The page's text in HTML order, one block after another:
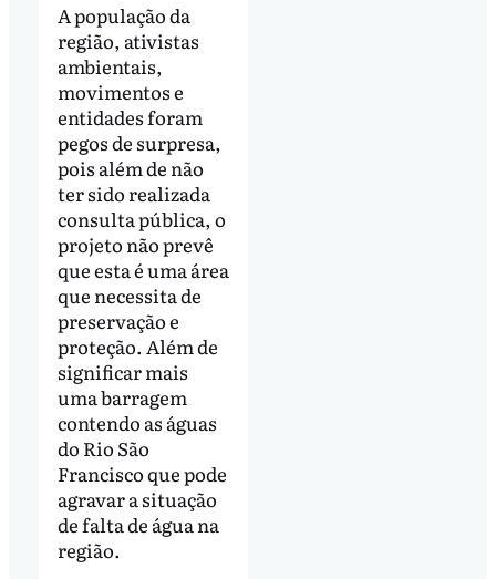
A população da
região, ativistas
ambientais,
movimentos e
entidades foram
pegos de surpresa,
pois além de não
ter sido realizada
consulta pública, o
projeto não prevê
que esta é uma área
que necessita de
preservação e
proteção. Além de
significar mais
uma barragem
contendo as águas
do Rio São
Francisco que pode
agravar a situação
de falta de água na
região.